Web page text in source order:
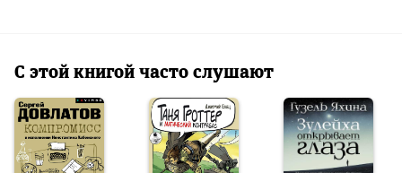
С этой книгой часто слушают